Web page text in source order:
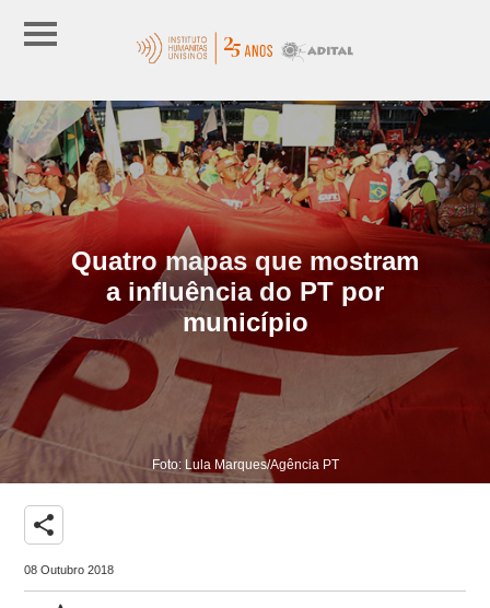
Quatro mapas que mostram
a influência do PT por
município
Foto: Lula Marques/Agência PT
share
08 Outubro 2018